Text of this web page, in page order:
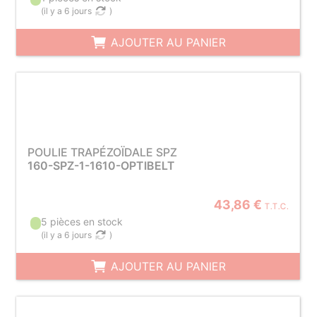
(il y a 6 jours )
AJOUTER AU PANIER
POULIE TRAPÉZOÏDALE SPZ
160-SPZ-1-1610-OPTIBELT
43,86 € T.T.C.
5 pièces en stock
(il y a 6 jours )
AJOUTER AU PANIER